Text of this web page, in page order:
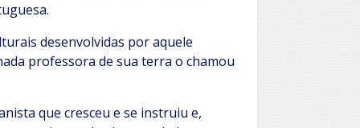
desenvolvidas por aquele
professora de sua terra o chamou
que cresceu e se instruiu e,